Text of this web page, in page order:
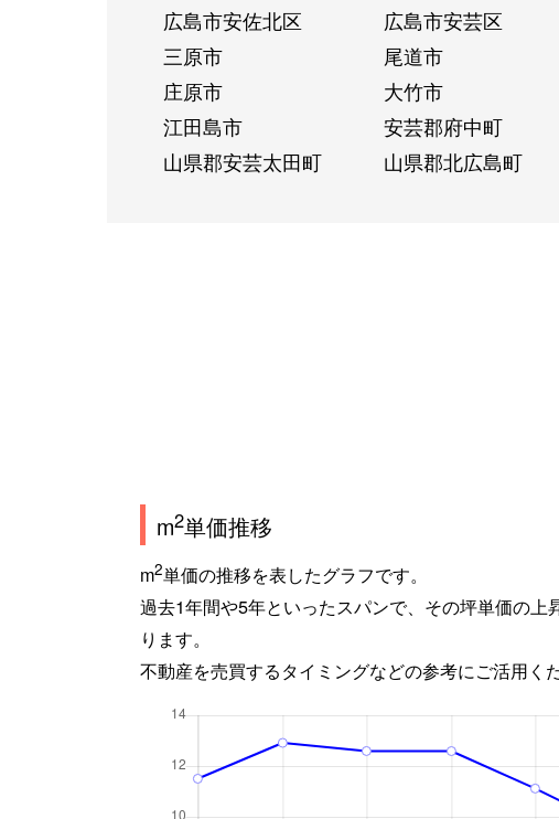
広島市安佐北区
広島市安芸区
三原市
尾道市
庄原市
大竹市
江田島市
安芸郡府中町
山県郡安芸太田町
山県郡北広島町
m2単価推移
m2単価の推移を表したグラフです。
過去1年間や5年といったスパンで、その坪単価の上
ります。
不動産を売買するタイミングなどの参考にご活用くだ